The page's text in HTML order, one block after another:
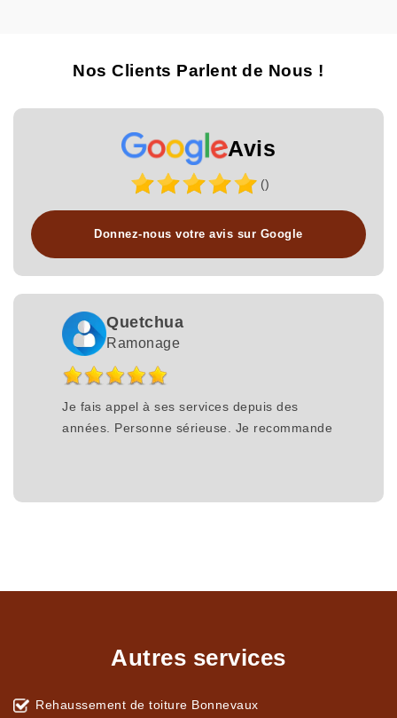
Nos Clients Parlent de Nous !
Avis
()
Donnez-nous votre avis sur Google
Quetchua
Ramonage
Je fais appel à ses services depuis des
années. Personne sérieuse. Je recommande
Autres services
Rehaussement de toiture Bonnevaux